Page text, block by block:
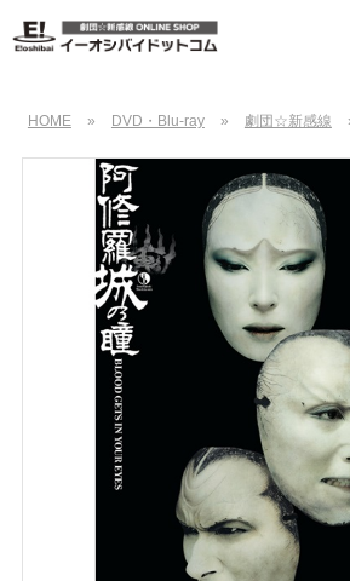
HOME » DVD・Blu-ray » 劇団☆新感線